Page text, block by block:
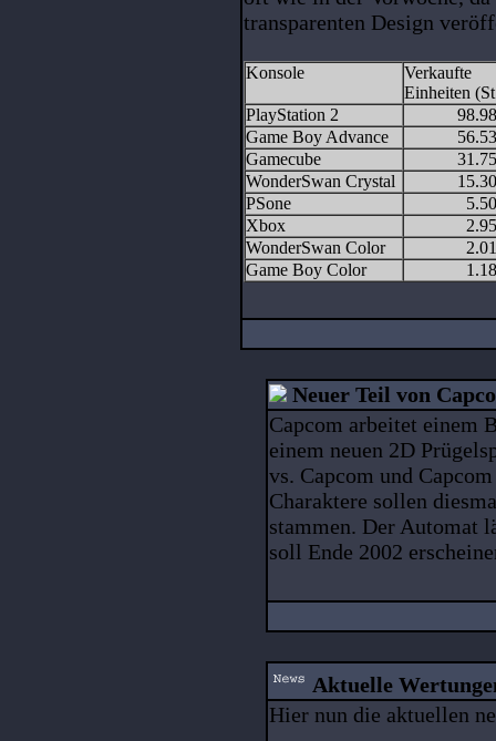
transparenten Design
Konsole
Verkaufte
Einheiten
PlayStation 2
Game Boy Advance
Gamecube
WonderSwan Crystal
PSone
Xbox
WonderSwan Color
Game Boy Color
Neuer Teil von
Capcom arbeitet einem
einem neuen 2D
vs. Capcom und
Charaktere sollen
stammen. Der Automat
soll Ende 2002
Aktuelle
Hier nun die aktuellen